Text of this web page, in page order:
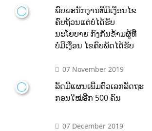
ພົບພະນັກງານທີ່ມີເງື່ອນໄຂ
ຄົບຖ້ວນແຕ່ບໍ່ໄດ້ຮັບ
ນະໂຍບາຍ ກົງກັນຂ້າມຜູ້ທີ່
ບໍ່ມີເງື່ອນ ໄຂຄົບພັດໄດ້ຮັບ
07 November 2019
ລັດມີແຜນເພີ່ມຕົວເລກລັດຖະ
ກອນໃໝ່ອີກ 500 ຄົນ
07 December 2019